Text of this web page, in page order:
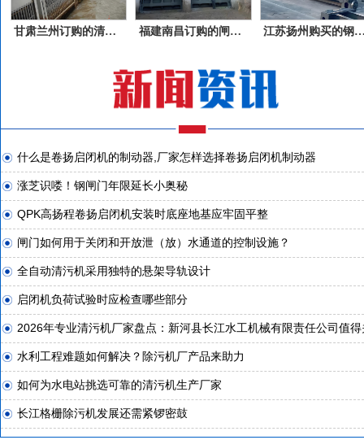
甘肃兰州订购的清污机产品福建南昌订购的闸门产品江苏扬州购买的钢
什么是卷扬启闭机的制动器,厂家怎样选择卷扬启闭机制动器
涨芝识喽！钢闸门年限延长小奥秘
QPK高扬程卷扬启闭机安装时底座地基应牢固平整
闸门如何用于关闭和开放泄（放）水通道的控制设施？
全自动清污机采用独特的悬架导轨设计
启闭机负荷试验时应检查哪些部分
2026年专业清污机厂家盘点：新河县长江水工机械有限责任公司值得
水利工程难题如何解决？除污机厂产品来助力
如何为水电站挑选可靠的清污机生产厂家
长江格栅除污机发展还需紧锣密鼓